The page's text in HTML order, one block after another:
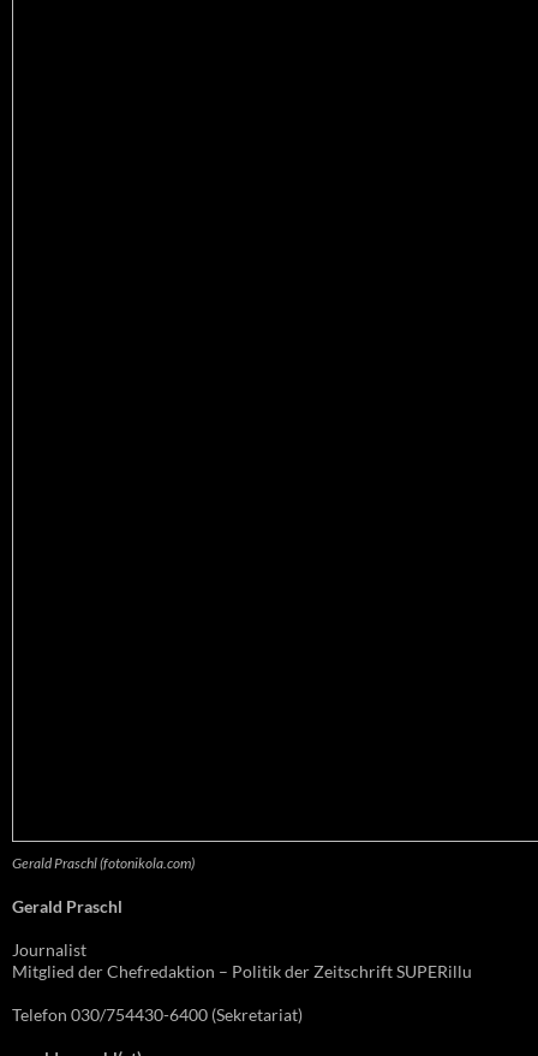
Gerald Praschl (fotonikola.com)
Gerald Praschl
Journalist
Mitglied der Chefredaktion – Politik der Zeitschrift SUPERillu
Telefon 030/754430-6400 (Sekretariat)